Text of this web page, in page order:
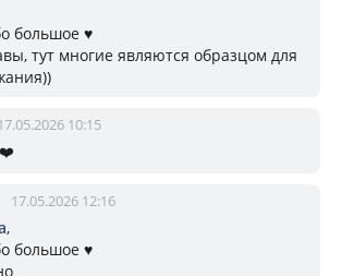
большое ♥️
тут многие являются образцом для
10:15
17.05.2026 12:16
,
большое ♥️